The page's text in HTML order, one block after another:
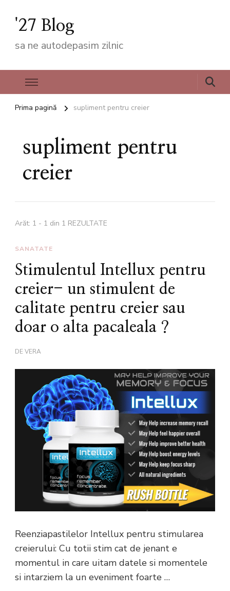
'27 Blog
sa ne autodepasim zilnic
Prima pagină supliment pentru creier
supliment pentru
creier
Arăt: 1 - 1 din 1 REZULTATE
SANATATE
Stimulentul Intellux pentru
creier- un stimulent de
calitate pentru creier sau
doar o alta pacaleala ?
DEVERA
Reenziapastilelor Intellux pentru stimularea
creierului: Cu totii stim cat de jenant e
momentul in care uitam datele si momentele
si intarziem la un eveniment foarte …